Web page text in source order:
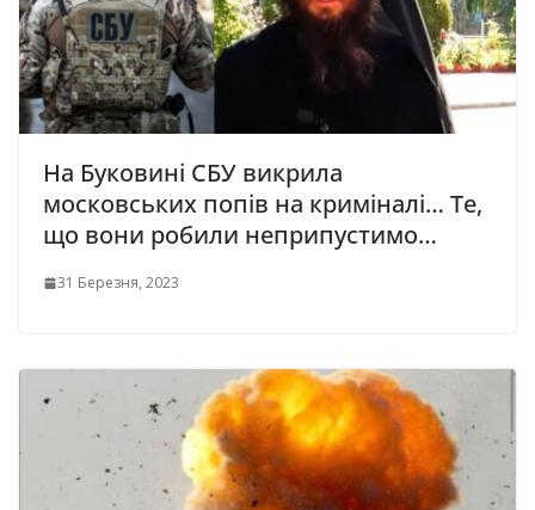
На Буковині СБУ викрила
московських попів на криміналі… Те,
що вони робили неприпустимо…
31 Березня, 2023